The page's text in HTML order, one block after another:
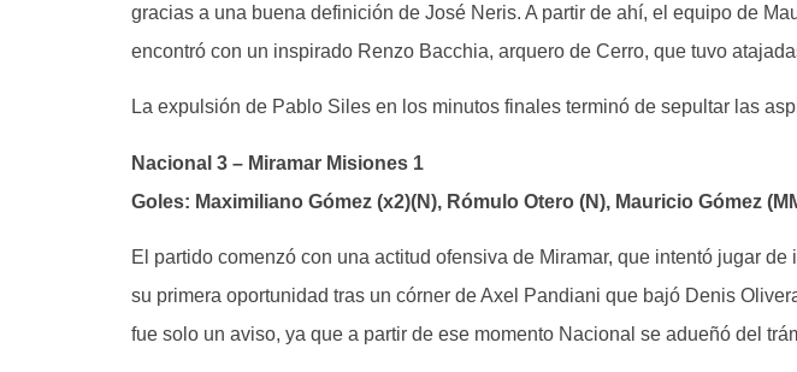
gracias a una buena definición de José Neris. A partir de ahí, el equipo de
encontró con un inspirado Renzo Bacchia, arquero de Cerro, que tuvo
La expulsión de Pablo Siles en los minutos finales terminó de sepultar las
Nacional 3 – Miramar Misiones 1
Goles: Maximiliano Gómez (x2)(N), Rómulo Otero (N), Mauricio Gómez
El partido comenzó con una actitud ofensiva de Miramar, que intentó jugar
su primera oportunidad tras un córner de Axel Pandiani que bajó Denis
fue solo un aviso, ya que a partir de ese momento Nacional se adueñó del